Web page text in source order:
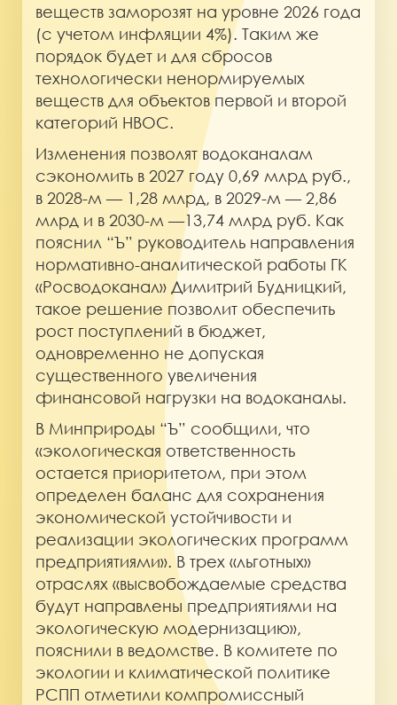
веществ заморозят на уровне 2026 года
(с учетом инфляции 4%). Таким же
порядок будет и для сбросов
технологически ненормируемых
веществ для объектов первой и второй
категорий НВОС.
Изменения позволят водоканалам
сэкономить в 2027 году 0,69 млрд руб.,
в 2028-м — 1,28 млрд, в 2029-м — 2,86
млрд и в 2030-м —13,74 млрд руб. Как
пояснил “Ъ” руководитель направления
нормативно-аналитической работы ГК
«Росводоканал» Димитрий Будницкий,
такое решение позволит обеспечить
рост поступлений в бюджет,
одновременно не допуская
существенного увеличения
финансовой нагрузки на водоканалы.
В Минприроды “Ъ” сообщили, что
«экологическая ответственность
остается приоритетом, при этом
определен баланс для сохранения
экономической устойчивости и
реализации экологических программ
предприятиями». В трех «льготных»
отраслях «высвобождаемые средства
будут направлены предприятиями на
экологическую модернизацию»,
пояснили в ведомстве. В комитете по
экологии и климатической политике
РСПП отметили компромиссный